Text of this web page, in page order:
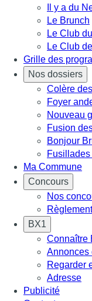
Il y a du
Le Brunch
Le Club
Le Club
Grille des
Nos dossiers
Colère
Foyer
Nouveau
Fusion
Bonjour
Ma Commune
Concours
Nos
Règlement
BX1
Connaître
Annonces
Regarder
Adresse
Publicité